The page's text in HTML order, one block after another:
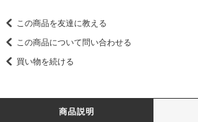
この商品を友達に教える
この商品について問い合わせる
買い物を続ける
商品説明